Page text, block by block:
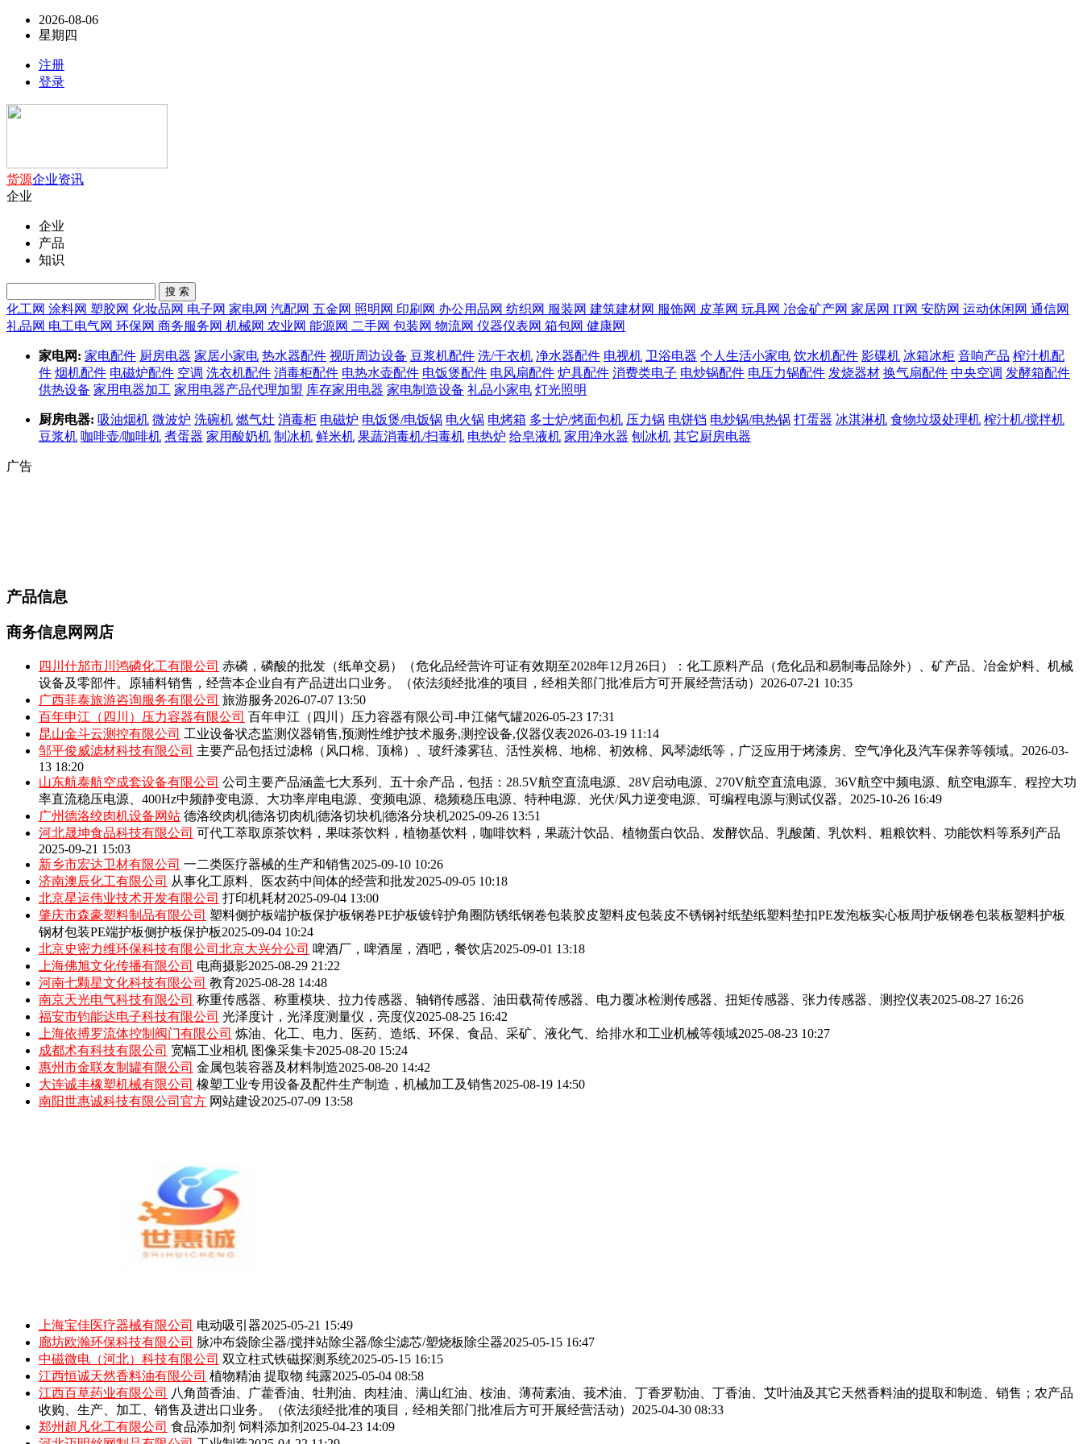
2026-08-06
星期四
注册
登录
货源企业资讯
企业
企业
产品
知识
搜 索
化工网 涂料网 塑胶网 化妆品网 电子网 家电网 汽配网 五金网 照明网 印刷网 办公用品网 纺织网 服装网 建筑建材网 服饰网 皮革网 玩具网 冶金矿产网 家居网 IT网 安防网 运动休闲网 通信网
礼品网 电工电气网 环保网 商务服务网 机械网 农业网 能源网 二手网 包装网 物流网 仪器仪表网 箱包网 健康网
家电网: 家电配件 厨房电器 家居小家电 热水器配件 视听周边设备 豆浆机配件 洗/干衣机 净水器配件 电视机 卫浴电器 个人生活小家电 饮水机配件 影碟机 冰箱冰柜 音响产品 榨汁机配
件 烟机配件 电磁炉配件 空调 洗衣机配件 消毒柜配件 电热水壶配件 电饭煲配件 电风扇配件 炉具配件 消费类电子 电炒锅配件 电压力锅配件 发烧器材 换气扇配件 中央空调 发酵箱配件
供热设备 家用电器加工 家用电器产品代理加盟 库存家用电器 家电制造设备 礼品小家电 灯光照明
厨房电器: 吸油烟机 微波炉 洗碗机 燃气灶 消毒柜 电磁炉 电饭煲/电饭锅 电火锅 电烤箱 多士炉/烤面包机 压力锅 电饼铛 电炒锅/电热锅 打蛋器 冰淇淋机 食物垃圾处理机 榨汁机/搅拌机
豆浆机 咖啡壶/咖啡机 煮蛋器 家用酸奶机 制冰机 鲜米机 果蔬消毒机/扫毒机 电热炉 给皂液机 家用净水器 刨冰机 其它厨房电器
广告
产品信息
商务信息网网店
四川什邡市川鸿磷化工有限公司 赤磷，磷酸的批发（纸单交易）（危化品经营许可证有效期至2028年12月26日）：化工原料产品（危化品和易制毒品除外）、矿产品、冶金炉料、机械
设备及零部件。原辅料销售，经营本企业自有产品进出口业务。（依法须经批准的项目，经相关部门批准后方可开展经营活动） 2026-07-21 10:35
广西菲泰旅游咨询服务有限公司 旅游服务2026-07-07 13:50
百年申江（四川）压力容器有限公司 百年申江（四川）压力容器有限公司-申江储气罐2026-05-23 17:31
昆山金斗云测控有限公司 工业设备状态监测仪器销售,预测性维护技术服务,测控设备,仪器仪表2026-03-19 11:14
邹平俊威滤材科技有限公司 主要产品包括‌过滤棉（风口棉、顶棉）、玻纤漆雾毡、活性炭棉、地棉、初效棉、风琴滤纸‌等，广泛应用于烤漆房、空气净化及汽车保养等领域。‌‌ 2026-03-
13 18:20
山东航泰航空成套设备有限公司 公司主要产品涵盖七大系列、五十余产品，包括：28.5V航空直流电源、28V启动电源、270V航空直流电源、36V航空中频电源、航空电源车、程控大功
率直流稳压电源、400Hz中频静变电源、大功率岸电电源、变频电源、稳频稳压电源、特种电源、光伏/风力逆变电源、可编程电源与测试仪器。 2025-10-26 16:49
广州德洛绞肉机设备网站 德洛绞肉机|德洛切肉机|德洛切块机|德洛分块机2025-09-26 13:51
河北晟坤食品科技有限公司 可代工萃取原茶饮料，果味茶饮料，植物基饮料，咖啡饮料，果蔬汁饮品、植物蛋白饮品、发酵饮品、乳酸菌、乳饮料、粗粮饮料、功能饮料等系列产品
2025-09-21 15:03
新乡市宏达卫材有限公司 一二类医疗器械的生产和销售2025-09-10 10:26
济南澳辰化工有限公司 从事化工原料、医农药中间体的经营和批发2025-09-05 10:18
北京星运伟业技术开发有限公司 打印机耗材2025-09-04 13:00
肇庆市森豪塑料制品有限公司 塑料侧护板端护板保护板钢卷PE护板镀锌护角圈防锈纸钢卷包装胶皮塑料皮包装皮不锈钢衬纸垫纸塑料垫扣PE发泡板实心板周护板钢卷包装板塑料护板
钢材包装PE端护板侧护板保护板2025-09-04 10:24
北京史密力维环保科技有限公司北京大兴分公司 啤酒厂，啤酒屋，酒吧，餐饮店2025-09-01 13:18
上海佛旭文化传播有限公司 电商摄影2025-08-29 21:22
河南七颗星文化科技有限公司 教育2025-08-28 14:48
南京天光电气科技有限公司 称重传感器、称重模块、拉力传感器、轴销传感器、油田载荷传感器、电力覆冰检测传感器、扭矩传感器、张力传感器、测控仪表2025-08-27 16:26
福安市钧能达电子科技有限公司 光泽度计，光泽度测量仪，亮度仪2025-08-25 16:42
上海依搏罗流体控制阀门有限公司 炼油、化工、电力、医药、造纸、环保、食品、采矿、液化气、给排水和工业机械等领域2025-08-23 10:27
成都术有科技有限公司 宽幅工业相机 图像采集卡2025-08-20 15:24
惠州市金联友制罐有限公司 金属包装容器及材料制造2025-08-20 14:42
大连诚丰橡塑机械有限公司 橡塑工业专用设备及配件生产制造，机械加工及销售2025-08-19 14:50
南阳世惠诚科技有限公司官方 网站建设2025-07-09 13:58
上海宝佳医疗器械有限公司 电动吸引器2025-05-21 15:49
廊坊欧瀚环保科技有限公司 脉冲布袋除尘器/搅拌站除尘器/除尘滤芯/塑烧板除尘器2025-05-15 16:47
中磁微电（河北）科技有限公司 双立柱式铁磁探测系统2025-05-15 16:15
江西恒诚天然香料油有限公司 植物精油 提取物 纯露2025-05-04 08:58
江西百草药业有限公司
八角茴香油、广藿香油、牡荆油、肉桂油、满山红油、桉油、薄荷素油、莪术油、丁香罗勒油、丁香油、艾叶油及其它天然香料油的提取和制造、销售；农产品
收购、生产、加工、销售及进出口业务。（依法须经批准的项目，经相关部门批准后方可开展经营活动） 2025-04-30 08:33
郑州超凡化工有限公司 食品添加剂 饲料添加剂 2025-04-23 14:09